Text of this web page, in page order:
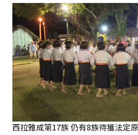
西拉雅成第17族 仍有8族待獲法定